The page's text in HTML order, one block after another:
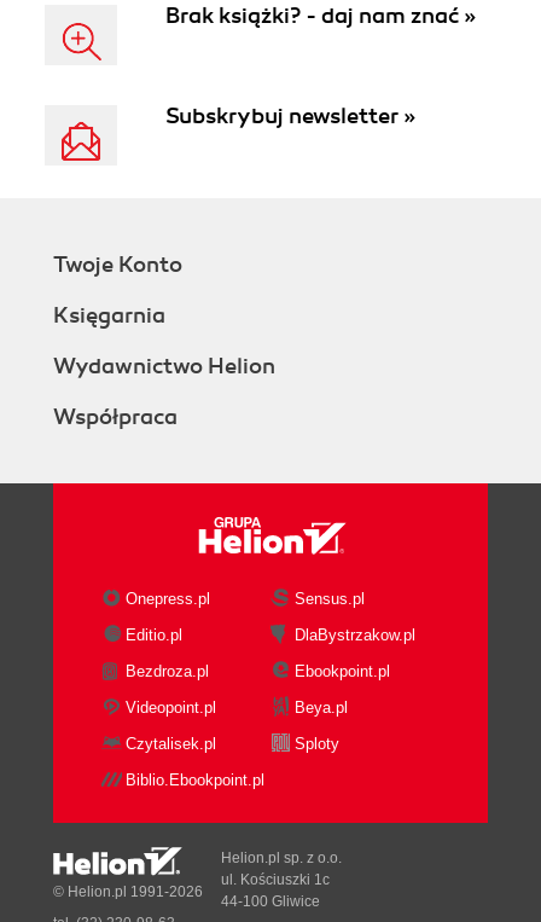
Brak książki? - daj nam znać »
Subskrybuj newsletter »
Twoje Konto
Księgarnia
Wydawnictwo Helion
Współpraca
Onepress.pl
Sensus.pl
Editio.pl
DlaBystrzakow.pl
Bezdroza.pl
Ebookpoint.pl
Videopoint.pl
Beya.pl
Czytalisek.pl
Sploty
Biblio.Ebookpoint.pl
© Helion.pl 1991-2026
Helion.pl sp. z o.o.
ul. Kościuszki 1c
44-100 Gliwice